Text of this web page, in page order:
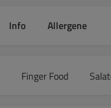
Info Allergene
Finger Food